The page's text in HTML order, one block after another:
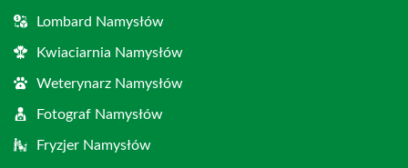
Lombard Namysłów
Kwiaciarnia Namysłów
Weterynarz Namysłów
Fotograf Namysłów
Fryzjer Namysłów